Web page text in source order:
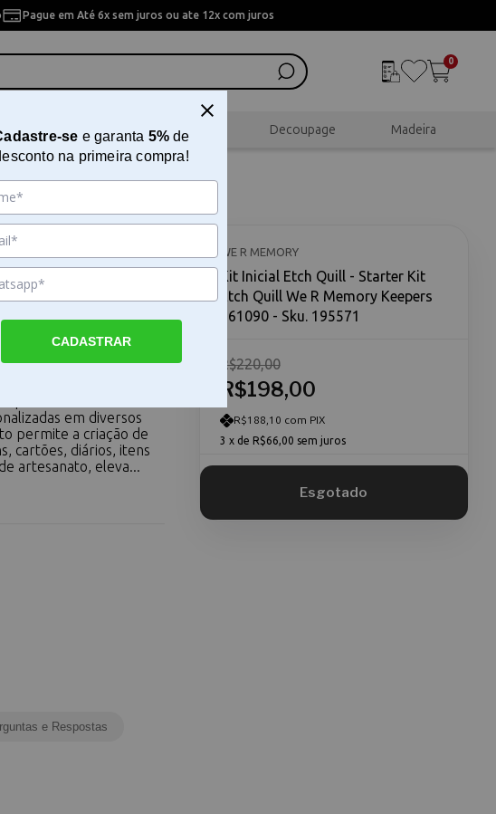
Pague em Até 6x sem juros ou ate 12x com juros
0
Pintura Artesanal Scrapbook Decoupage Madeira
Kit Etch Quill
Inicial Etch Quill O Kit
em diversos
permite a criação de
cartões, diários, itens
artesanato, eleva...
WE R MEMORY
Kit Inicial Etch Quill - Starter Kit
Etch Quill We R Memory Keepers
661090 - Sku. 195571
R$198,00
R$220,00
R$188,10 com PIX
3 x de R$66,00 sem juros
e Respostas
se e garanta 5%de
na primeira compra!
CADASTRAR